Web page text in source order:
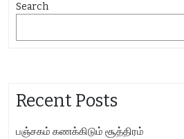
Search
Recent Posts
பஞ்சகம் கணக்கிடும் சூத்திரம்